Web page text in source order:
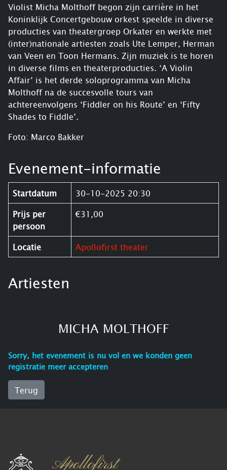
Violist Micha Molthoff begon zijn carrière in het
Koninklijk Concertgebouw orkest speelde in diverse
producties van theatergroep Orkater en werkte met
(inter)nationale artiesten zoals Ute Lemper, Herman
van Veen en Toon Hermans. Zijn muziek is te horen
in diverse films en theaterproducties. ‘A Violin
Affair’ is het derde soloprogramma van Micha
Molthoff na de succesvolle tours van
achtereenvolgens ‘Fiddler on his Route’ en ‘Fifty
Shades to Fiddle’.
Foto: Marco Bakker
Evenement-informatie
Startdatum 30-10-2025 20:30
Prijs per
persoon
€31,00
Locatie Apollofirst theater
Artiesten
MICHA MOLTHOFF
Sorry, het evenement is nu vol en we konden geen
registratie meer accepteren
Terug